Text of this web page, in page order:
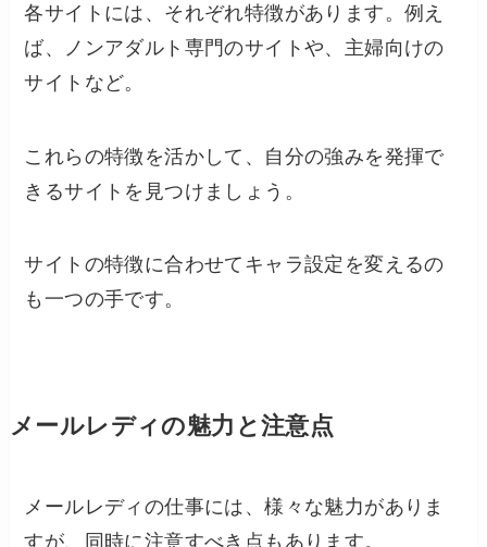
各サイトには、それぞれ特徴があります。例え
ば、ノンアダルト専門のサイトや、主婦向けの
サイトなど。
これらの特徴を活かして、自分の強みを発揮で
きるサイトを見つけましょう。
サイトの特徴に合わせてキャラ設定を変えるの
も一つの手です。
メールレディの魅力と注意点
メールレディの仕事には、様々な魅力がありま
すが、同時に注意すべき点もあります。